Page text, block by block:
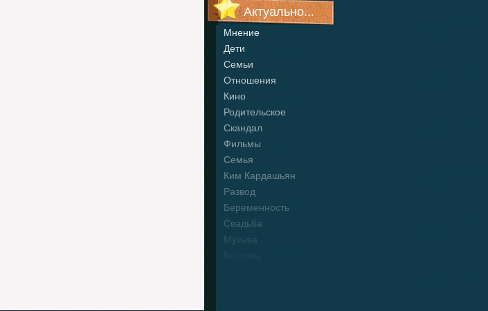
Актуально...
Мнение
Дети
Семьи
Отношения
Кино
Родительское
Скандал
Фильмы
Семья
Ким Кардашьян
Развод
Беременность
Свадьба
Музыка